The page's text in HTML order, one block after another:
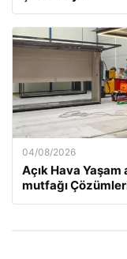
04/08/2026
Açık Hava
mutfağı